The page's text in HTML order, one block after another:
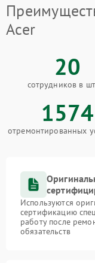
Acer
20
сотрудников в
1574
отремонтированных
Используются
сертификацию
работу после
обязательств